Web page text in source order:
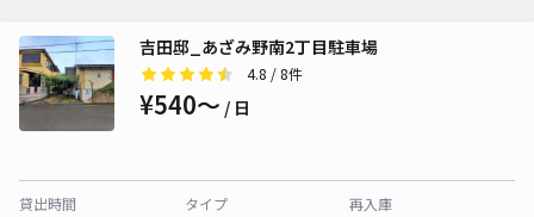
吉田邸_あざみ野南2丁目駐車場
4.8 / 8件
¥540〜 / 日
貸出時間
タイプ
再入庫